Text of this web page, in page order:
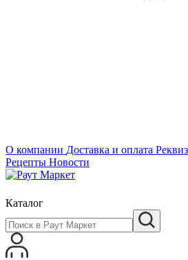
О компании Доставка и оплата
Рецепты Новости
Каталог